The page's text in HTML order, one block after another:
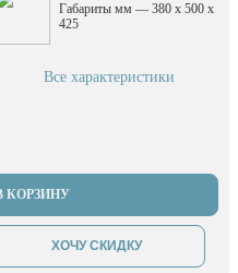
Габариты мм — 380 x 500 x
425
Все характеристики
КОРЗИНУ
ХОЧУ СКИДКУ